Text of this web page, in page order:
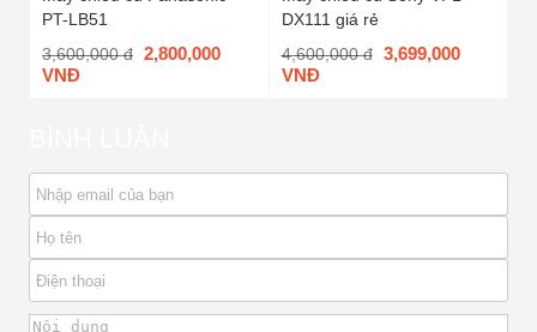
PT-LB51
3,600,000 đ 2,800,000
VNĐ
DX111 giá rẻ
4,600,000 đ 3,699,000
VNĐ